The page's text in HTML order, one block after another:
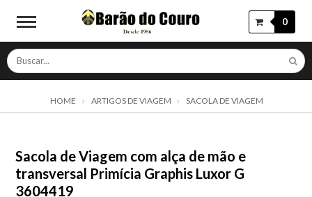
0
HOME ARTIGOS DE VIAGEM SACOLA DE VIAGEM
Sacola de Viagem com alça de mão e
transversal Primícia Graphis Luxor G
3604419